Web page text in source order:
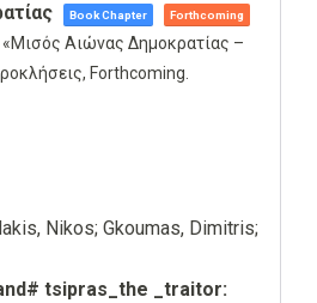
Book Chapter Forthcoming
Αιώνας Δημοκρατίας –
Forthcoming.
Nikos; Gkoumas, Dimitris;
tsipras_the _traitor: